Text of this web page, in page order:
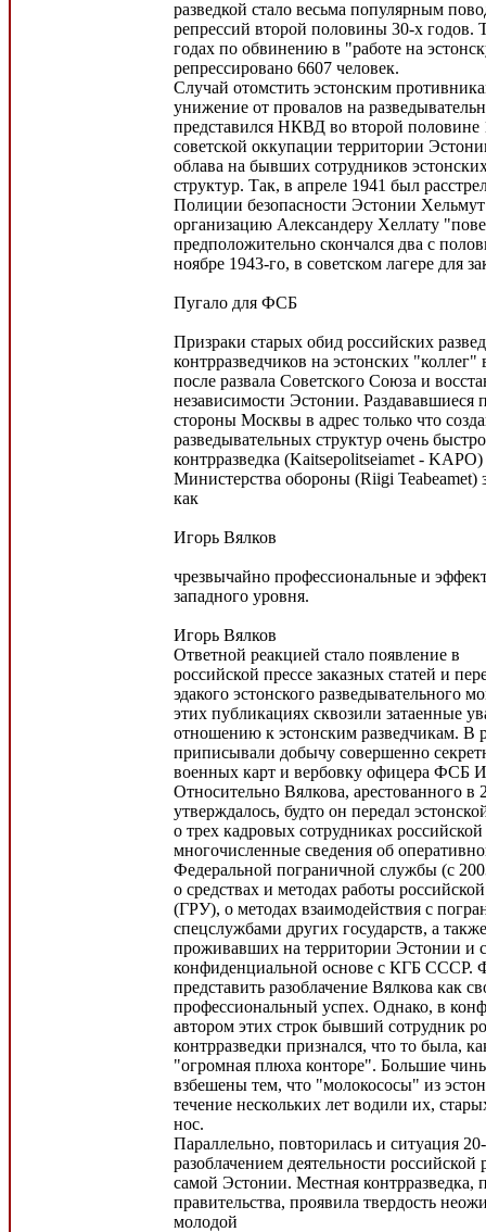
разведкой стало весьма популярным
репрессий второй половины 30-х годов.
годах по обвинению в "работе на
репрессировано 6607 человек.
Случай отомстить эстонским
унижение от провалов на
представился НКВД во второй половине
советской оккупации территории
облава на бывших сотрудников
структур. Так, в апреле 1941 был
Полиции безопасности Эстонии
организацию Александеру Хеллату
предположительно скончался два с
ноябре 1943-го, в советском лагере для
Пугало для ФСБ
Призраки старых обид российских
контрразведчиков на эстонских
после развала Советского Союза и
независимости Эстонии. Раздававшиеся
стороны Москвы в адрес только что
разведывательных структур очень
контрразведка (Kaitsepolitseiamet -
Министерства обороны (Riigi Teabeamet)
как
Игорь Вялков
чрезвычайно профессиональные и
западного уровня.
Игорь Вялков
Ответной реакцией стало появление в
российской прессе заказных статей и
эдакого эстонского разведывательного
этих публикациях сквозили затаенные
отношению к эстонским разведчикам. В
приписывали добычу совершенно
военных карт и вербовку офицера ФСБ
Относительно Вялкова, арестованного в
утверждалось, будто он передал
о трех кадровых сотрудниках российской
многочисленные сведения об
Федеральной пограничной службы (с
о средствах и методах работы
(ГРУ), о методах взаимодействия с
спецслужбами других государств, а
проживавших на территории Эстонии и
конфиденциальной основе с КГБ СССР.
представить разоблачение Вялкова как
профессиональный успех. Однако, в
автором этих строк бывший сотрудник
контрразведки признался, что то была,
"огромная плюха конторе". Большие
взбешены тем, что "молокососы" из
течение нескольких лет водили их,
нос.
Параллельно, повторилась и ситуация
разоблачением деятельности российской
самой Эстонии. Местная контрразведка,
правительства, проявила твердость
молодой